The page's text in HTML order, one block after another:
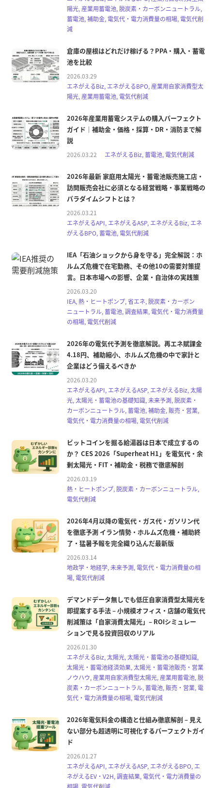
陽光, 産業用蓄電池, 脱炭素・カーボンニュートラル,
蓄電池, 補助金, 電気代・電力消費量の相場, 電気代削
減
倉庫の屋根はどれだけ稼げる？PPA・購入・蓄電
池を比較
2026.03.29
エネがえるBiz, エネがえるBPO, 産業用自家消費型太
陽光, 産業用蓄電池, 電気代削減
2026年産業用蓄電システムの購入パーフェクト
ガイド｜補助金・価格・採算・DR・消防まで解
説
2026.03.22 エネがえるBiz, 蓄電池, 電気代削減
2026年最新 家庭用太陽光・蓄電池販売施工店・
訪問販売会社に必須となる経営戦略・事業戦略の
パラダイムシフトとは？
2026.03.21
エネがえるAPI, エネがえるASP, エネがえるBiz, エネ
がえるBPO, 蓄電池, 電気代削減
IEA「石油ショックから身を守る」完全解説：ホ
ルムズ危機で在宅勤務、その他10の需要対策提
言。日本市場への影響、企業・自治体の実践策
2026.03.20
IEA, 熱・ヒートポンプ, 省エネ, 脱炭素・カーボン
ニュートラル, 蓄電池, 調査結果, 電気代・電力消費量
の相場, 電気代削減
2026年の電気代予測を徹底解説。再エネ賦課金
4.18円、補助縮小、ホルムズ危機の中で家計と
企業はどう備えるべきか
2026.03.20
エネがえるAPI, エネがえるASP, エネがえるBiz, 太陽
光, 太陽光・蓄電池の基礎知識, 未来予測, 脱炭素・
カーボンニュートラル, 蓄電池, 補助金, 販売・営業,
電気代・電力消費量の相場, 電気代削減
ビットコインを掘る給湯器は日本で成立するの
か？ CES 2026「Superheat H1」を電気代・余
剰太陽光・FIT・補助金・税務で徹底解剖
2026.03.19
熱・ヒートポンプ, 脱炭素・カーボンニュートラル,
電気代削減
2026年4月以降の電気代・ガス代・ガソリン代
を徹底予測 イラン情勢・ホルムズ危機・補助終
了・猛暑予報を完全織り込んだ最新版
2026.03.14
地政学・地経学, 未来予測, 電気代・電力消費量の相
場, 電気代削減
デマンドデータ無しでも低圧自家消費型太陽光を
即提案する手法 – 小規模オフィス・店舗の電気代
削減策は「自家消費太陽光」– ROIシミュレー
ションで見る投資回収のリアル
2026.01.30
エネがえるBiz, 太陽光, 太陽光・蓄電池の基礎知識,
太陽光・蓄電池経済効果, 太陽光・蓄電池販売・営業
ノウハウ, 産業用自家消費型太陽光, 産業用蓄電池, 脱
炭素・カーボンニュートラル, 蓄電池, 販売・営業, 電
気代・電力消費量の相場, 電気代削減
2026年電気料金の構造と仕組み徹底解剖 – 見え
ない部分も超透明に可視化するパーフェクトガイ
ド
2026.01.27
エネがえるAPI, エネがえるASP, エネがえるBPO, エ
ネがえるEV・V2H, 調査結果, 電気代・電力消費量の
相場, 電気代削減